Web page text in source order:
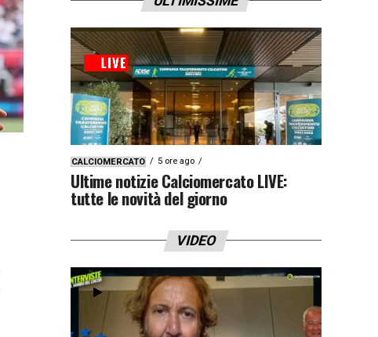
CALCIOMERCATO 5 ore ago
Ultime notizie Calciomercato LIVE:
tutte le novità del giorno
VIDEO